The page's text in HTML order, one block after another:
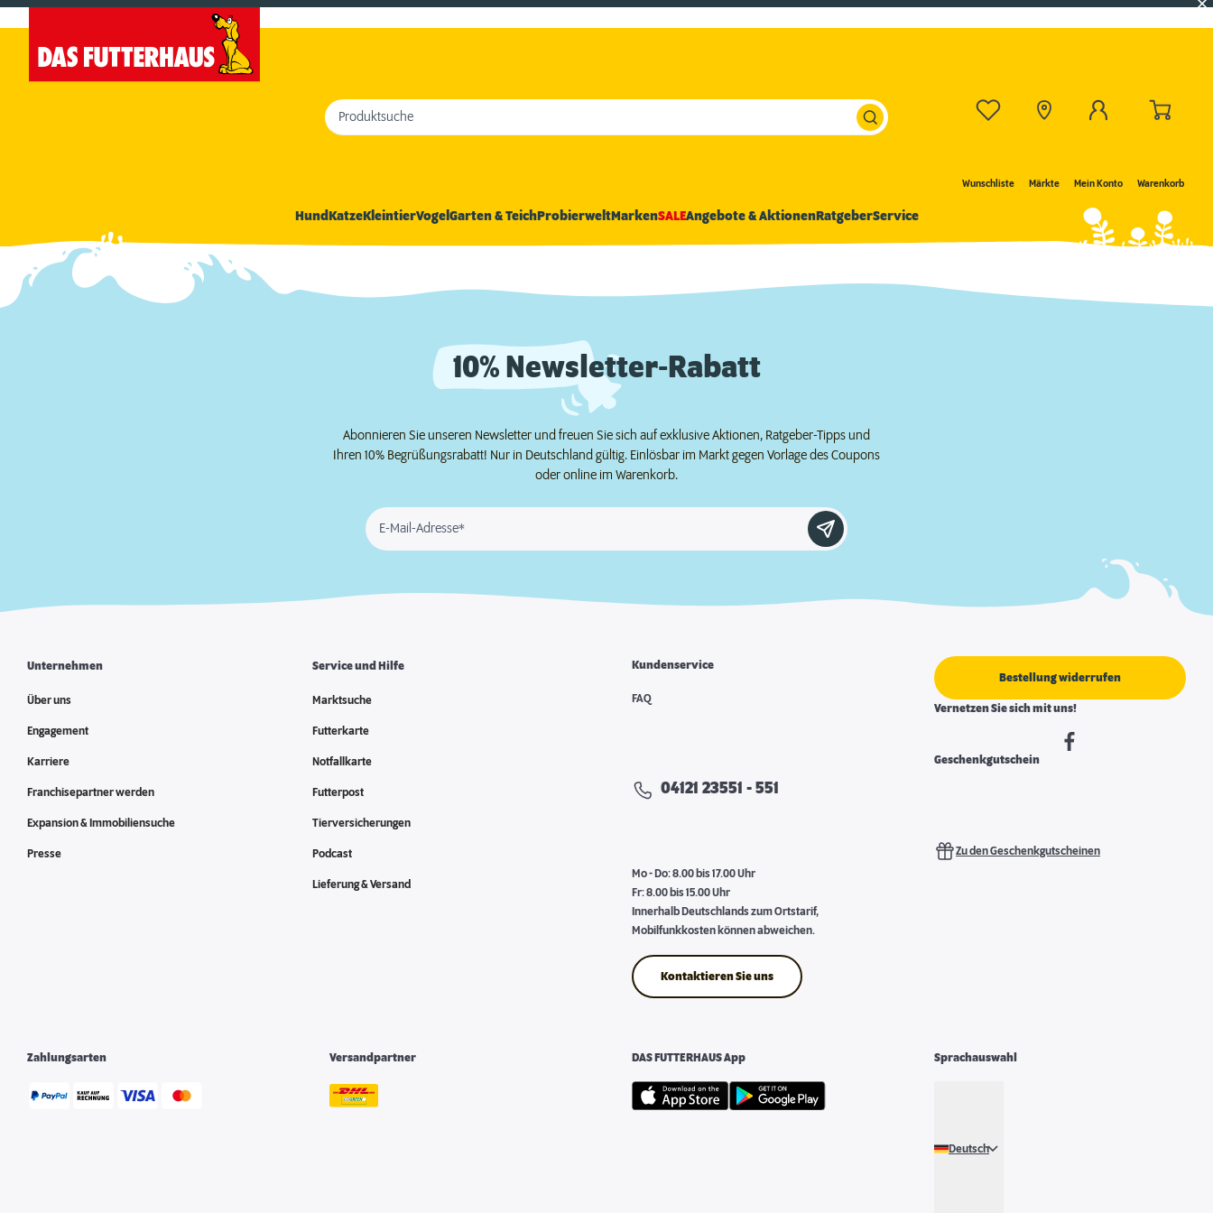
Wunschliste Märkte Mein Konto Warenkorb
Produktsuche
HundKatzeKleintierVogel Garten & TeichProbierweltMarkenSALEAngebote & AktionenRatgeberService
10% Newsletter-Rabatt
Abonnieren Sie unseren Newsletter und freuen Sie sich auf exklusive Aktionen, Ratgeber-Tipps und
Ihren 10% Begrüßungsrabatt! Nur in Deutschland gültig. Einlösbar im Markt gegen Vorlage des Coupons
oder online im Warenkorb.
E-Mail-Adresse*
Unternehmen
Über uns
Engagement
Karriere
Franchisepartner werden
Expansion & Immobiliensuche
Presse
Service und Hilfe
Marktsuche
Futterkarte
Notfallkarte
Futterpost
Tierversicherungen
Podcast
Lieferung & Versand
Kundenservice
FAQ
04121 23551 - 551
Mo - Do: 8.00 bis 17.00 Uhr
Fr: 8.00 bis 15.00 Uhr
Innerhalb Deutschlands zum Ortstarif,
Mobilfunkkosten können abweichen.
Kontaktieren Sie uns
Bestellung widerrufen
Vernetzen Sie sich mit uns!
Geschenkgutschein
Zu den Geschenkgutscheinen
Zahlungsarten Versandpartner DAS FUTTERHAUS App Sprachauswahl
Deutsch